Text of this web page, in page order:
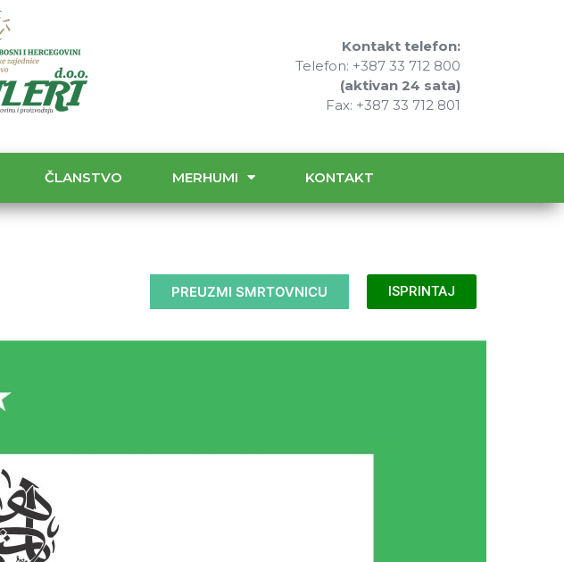
Kontakt telefon:
Telefon: +387 33 712 800
(aktivan 24 sata)
Fax: +387 33 712 801
ČLANSTVO MERHUMI KONTAKT
PREUZMI SMRTOVNICU ISPRINTAJ